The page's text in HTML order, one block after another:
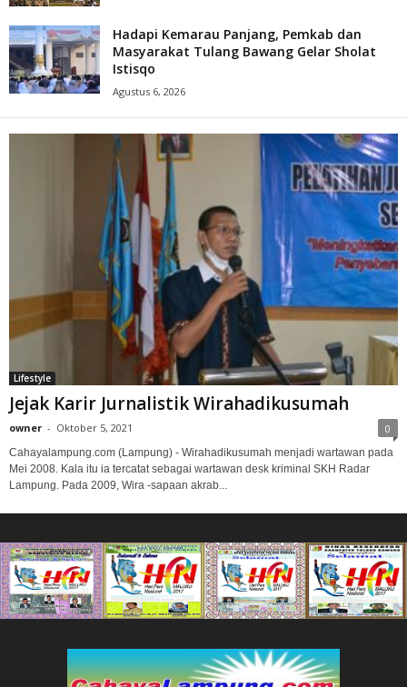
Hadapi Kemarau Panjang, Pemkab dan
Masyarakat Tulang Bawang Gelar Sholat
Istisqo
Agustus 6, 2026
Lifestyle
Jejak Karir Jurnalistik Wirahadikusumah
owner - Oktober 5, 2021 0
Cahayalampung.com (Lampung) - Wirahadikusumah menjadi wartawan pada
Mei 2008. Kala itu ia tercatat sebagai wartawan desk kriminal SKH Radar
Lampung. Pada 2009, Wira -sapaan akrab...